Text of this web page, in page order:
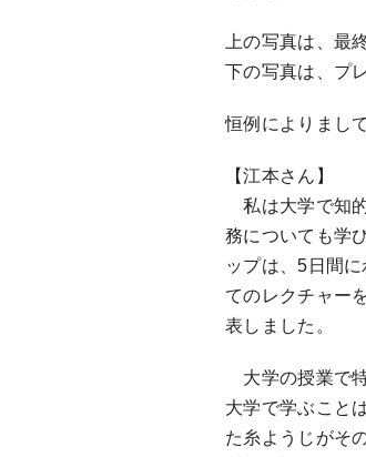
上の写真は、最
下の写真は、プ
恒例によりまし
【江本さん】
私は大学で知
務についても学
ップは、5日間
てのレクチャー
表しました。
大学の授業で
大学で学ぶこと
た糸ようじがそ